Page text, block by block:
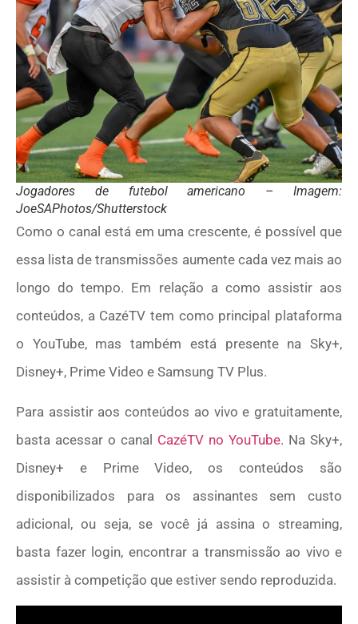
Jogadores de futebol americano – Imagem:
JoeSAPhotos/Shutterstock
Como o canal está em uma crescente, é possível que
essa lista de transmissões aumente cada vez mais ao
longo do tempo. Em relação a como assistir aos
conteúdos, a CazéTV tem como principal plataforma
o YouTube, mas também está presente na Sky+,
Disney+, Prime Video e Samsung TV Plus.
Para assistir aos conteúdos ao vivo e gratuitamente,
basta acessar o canal CazéTV no YouTube. Na Sky+,
Disney+ e Prime Video, os conteúdos são
disponibilizados para os assinantes sem custo
adicional, ou seja, se você já assina o streaming,
basta fazer login, encontrar a transmissão ao vivo e
assistir à competição que estiver sendo reproduzida.